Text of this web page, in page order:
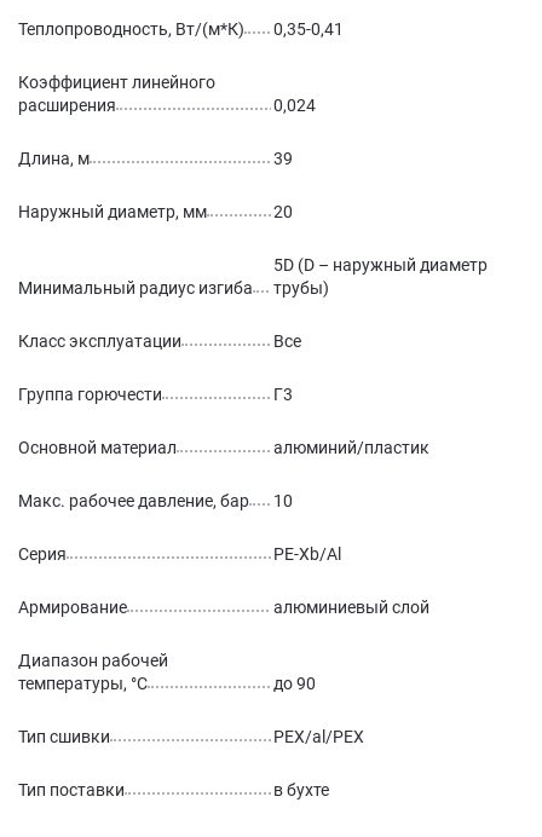
Теплопроводность, Вт/(м*К) 0,35-0,41
Коэффициент линейного
расширения
0,024
Длина, м 39
Наружный диаметр, мм 20
Минимальный радиус изгиба
5D (D – наружный диаметр
трубы)
Класс эксплуатации Все
Группа горючести Г3
Основной материал алюминий/пластик
Макс. рабочее давление, бар 10
Серия PE-Xb/Al
Армирование алюминиевый слой
Диапазон рабочей
температуры, °С
до 90
Тип сшивки PEX/al/PEX
Тип поставки в бухте